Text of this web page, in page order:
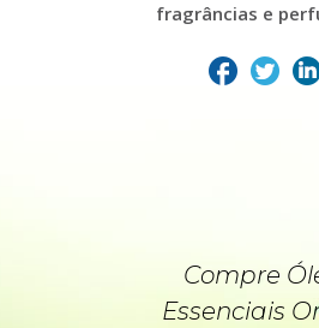
fragrâncias e
Compre
Essenciais